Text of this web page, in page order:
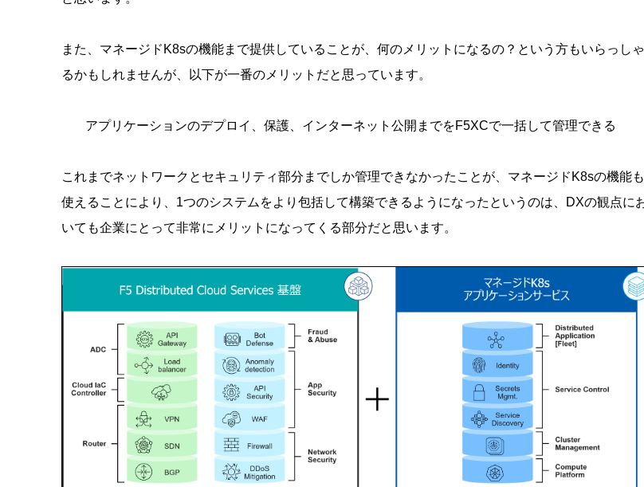
また、マネージドK8sの機能まで提供していることが、何のメリットになるの？という方もいらっしゃ
るかもしれませんが、以下が一番のメリットだと思っています。
アプリケーションのデプロイ、保護、インターネット公開までをF5XCで一括して管理できる
これまでネットワークとセキュリティ部分までしか管理できなかったことが、マネージドK8sの機能も
使えることにより、1つのシステムをより包括して構築できるようになったというのは、DXの観点に
いても企業にとって非常にメリットになってくる部分だと思います。